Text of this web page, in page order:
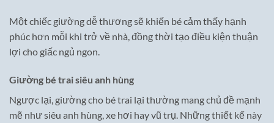
Một chiếc giường dễ thương sẽ khiến bé cảm thấy hạnh
phúc hơn mỗi khi trở về nhà, đồng thời tạo điều kiện thuận
lợi cho giấc ngủ ngon.
Giường bé trai siêu anh hùng
Ngược lại, giường cho bé trai lại thường mang chủ đề mạnh
mẽ như siêu anh hùng, xe hơi hay vũ trụ. Những thiết kế này